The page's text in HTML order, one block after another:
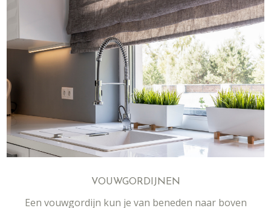
VOUWGORDIJNEN
Een vouwgordijn kun je van beneden naar boven